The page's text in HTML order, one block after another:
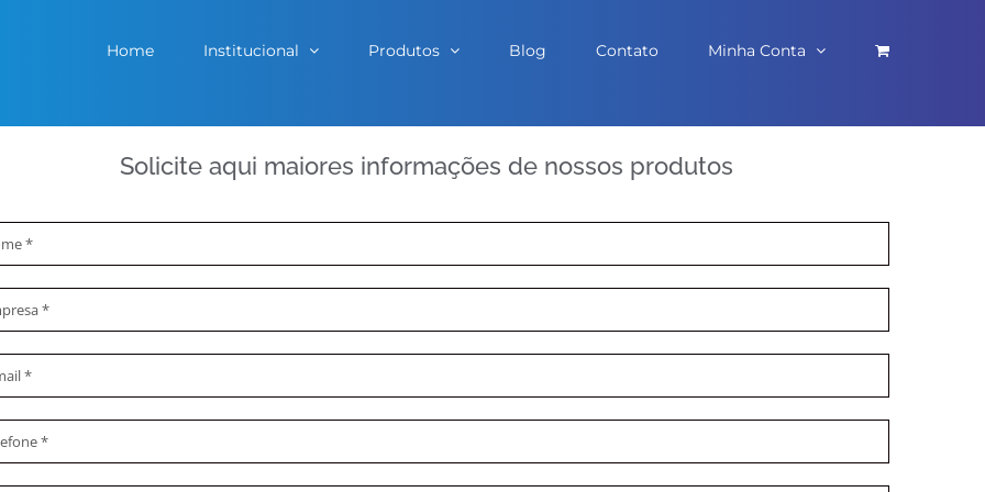
Home Institucional Produtos Blog Contato Minha Conta
Solicite aqui maiores informações de nossos produtos